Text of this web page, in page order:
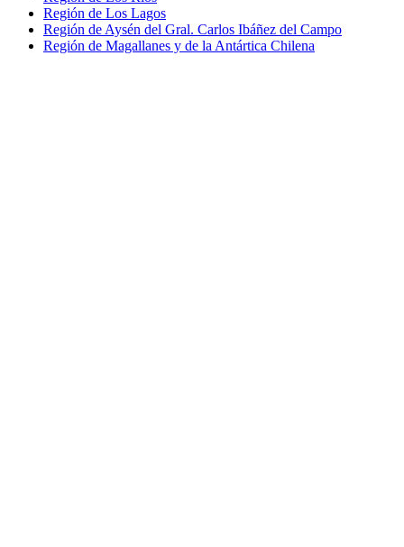
Región de Los Lagos
Región de Aysén del Gral. Carlos Ibáñez del Campo
Región de Magallanes y de la Antártica Chilena